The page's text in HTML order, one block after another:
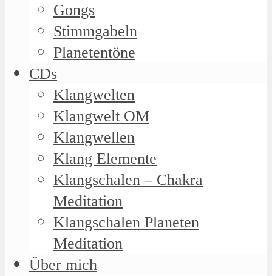
Gongs
Stimmgabeln
Planetentöne
CDs
Klangwelten
Klangwelt OM
Klangwellen
Klang Elemente
Klangschalen – Chakra
Meditation
Klangschalen Planeten
Meditation
Über mich